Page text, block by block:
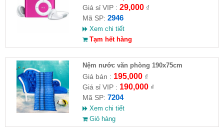
Giá sỉ VIP : 29,000₫
Mã SP: 2946
Xem chi tiết
Tạm hết hàng
Nệm nước văn phòng 190x75cm
Giá bán : 195,000₫
Giá sỉ VIP : 190,000₫
Mã SP: 7204
Xem chi tiết
Giỏ hàng